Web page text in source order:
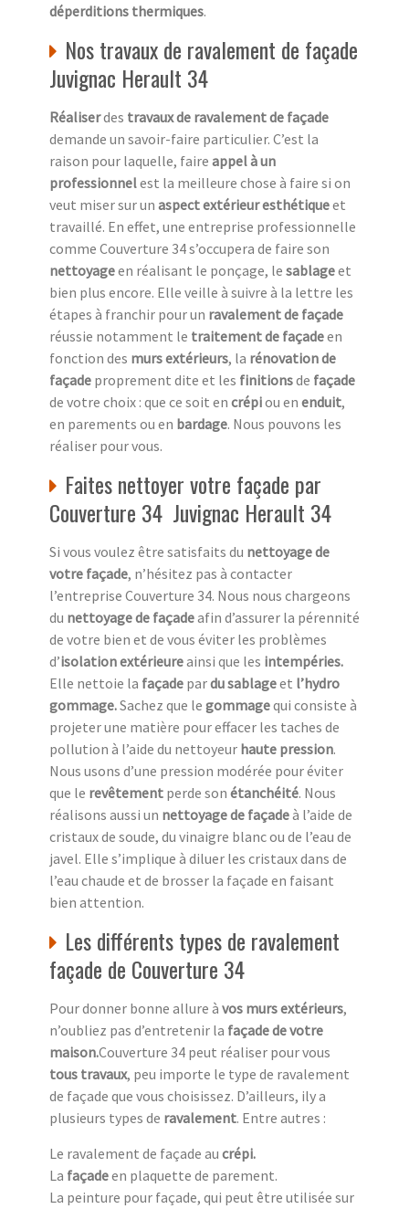
déperditions thermiques.
Nos travaux de ravalement de façade
Juvignac Herault 34
Réaliserdes travaux de ravalement de façade
demande un savoir-faire particulier. C’est la
raison pour laquelle, faire appel à un
professionnelest la meilleure chose à faire si on
veut miser sur un aspect extérieur esthétiqueet
travaillé. En effet, une entreprise professionnelle
comme Couverture 34 s’occupera de faire son
nettoyageen réalisant le ponçage, le sablageet
bien plus encore. Elle veille à suivre à la lettre les
étapes à franchir pour un ravalement de façade
réussie notamment le traitement de façadeen
fonction des murs extérieurs, la rénovation de
façade proprement dite et les finitionsde façade
de votre choix : que ce soit en crépiou en enduit,
en parements ou en bardage. Nous pouvons les
réaliser pour vous.
Faites nettoyer votre façade par
Couverture 34 Juvignac Herault 34
Si vous voulez être satisfaits du nettoyage de
votre façade, n’hésitez pas à contacter
l’entreprise Couverture 34. Nous nous chargeons
du nettoyage de façadeafin d’assurer la pérennité
de votre bien et de vous éviter les problèmes
d’isolation extérieureainsi que les intempéries.
Elle nettoie la façade pardu sablageet l’hydro
gommage.Sachez que le gommagequi consiste à
projeter une matière pour effacer les taches de
pollution à l’aide du nettoyeur haute pression.
Nous usons d’une pression modérée pour éviter
que le revêtement perde son étanchéité. Nous
réalisons aussi un nettoyage de façadeà l’aide de
cristaux de soude, du vinaigre blanc ou de l’eau de
javel. Elle s’implique à diluer les cristaux dans de
l’eau chaude et de brosser la façade en faisant
bien attention.
Les différents types de ravalement
façade de Couverture 34
Pour donner bonne allure à vos murs extérieurs,
n’oubliez pas d’entretenir la façade de votre
maison.Couverture 34 peut réaliser pour vous
tous travaux, peu importe le type de ravalement
de façade que vous choisissez. D’ailleurs, ily a
plusieurs types de ravalement. Entre autres :
Le ravalement de façade au crépi.
La façadeen plaquette de parement.
La peinture pour façade, qui peut être utilisée sur